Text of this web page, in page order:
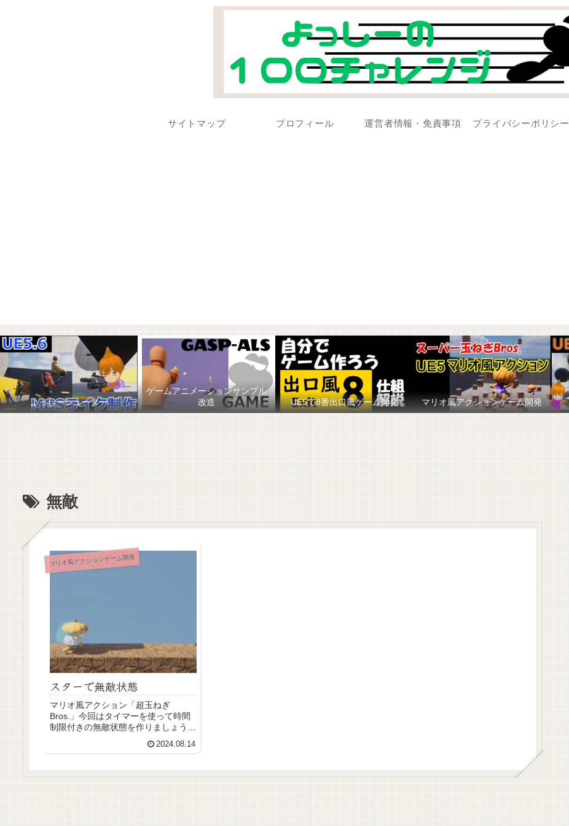
サイトマップ プロフィール 運営者情報・免責事項 プライバシーポリシー
よっしーシューター
ゲームアニメーションサンプル
改造
UE5で8番出口風ゲーム開発 マリオ風アクションゲーム開発
無敵
マリオ風アクションゲーム開発
スターで無敵状態
マリオ風アクション「超玉ねぎ
Bros.」今回はタイマーを使って時間
制限付きの無敵状態を作りましょう。
ぶつかられてもこっちが勝つ条件の追
加です。敵からの体当たりは無効化し
2024.08.14